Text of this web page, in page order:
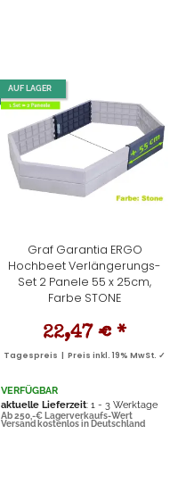
AUF LAGER
Graf Garantia ERGO
Hochbeet Verlängerungs-
Set 2 Panele 55 x 25cm,
Farbe STONE
22,47 € *
Tagespreis | Preis inkl. 19% MwSt. ✓
VERFÜGBAR
aktuelle Lieferzeit: 1 - 3 Werktage
Ab 250,-€ Lagerverkaufs-Wert
Versand kostenlos in Deutschland